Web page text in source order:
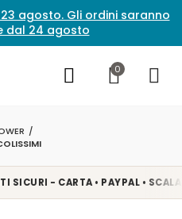
agosto. Gli ordini saranno
dal 24 agosto
0
- CARTA • PAYPAL • SCALAPAY •